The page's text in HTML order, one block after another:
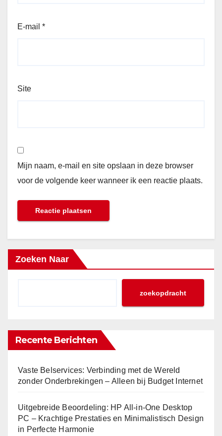
E-mail *
Site
Mijn naam, e-mail en site opslaan in deze browser
voor de volgende keer wanneer ik een reactie plaats.
Zoeken Naar
zoekopdracht
Recente Berichten
Vaste Belservices: Verbinding met de Wereld
zonder Onderbrekingen – Alleen bij Budget Internet
Uitgebreide Beoordeling: HP All-in-One Desktop
PC – Krachtige Prestaties en Minimalistisch Design
in Perfecte Harmonie